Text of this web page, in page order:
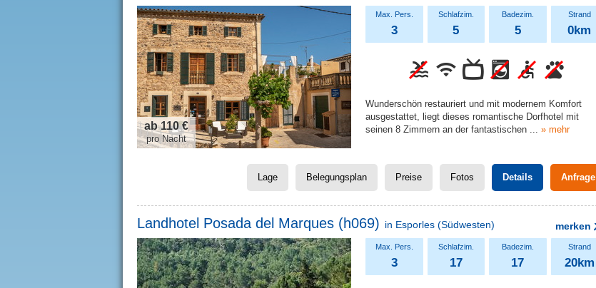
3 5 5 0km
ab 110 €
pro Nacht
Wunderschön restauriert und mit modernem Komfort
ausgestattet, liegt dieses romantische Dorfhotel mit
seinen 8 Zimmern an der fantastischen ... » mehr
Lage Belegungsplan Preise Fotos Details Anfrage
Landhotel Posada del Marques (h069) in Esporles (Südwesten) merken
3 17 17 20km